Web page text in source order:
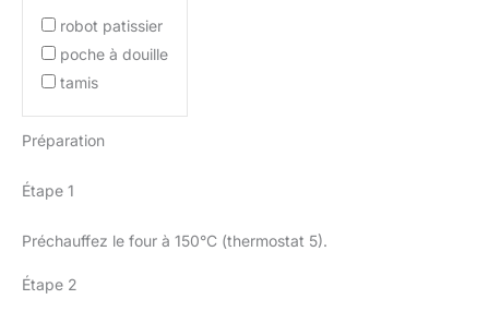
robot patissier
poche à douille
tamis
Préparation
Étape 1
Préchauffez le four à 150°C (thermostat 5).
Étape 2